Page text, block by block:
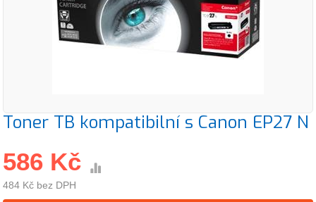
Toner TB kompatibilní s Canon EP27 N
586 Kč
484 Kč bez DPH